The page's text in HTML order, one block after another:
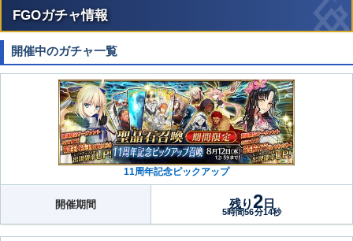
FGOガチャ情報
開催中のガチャ一覧
11周年記念ピックアップ
開催期間 残り2日
5時間56分13秒